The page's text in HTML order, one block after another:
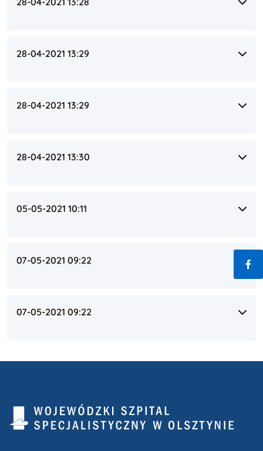
28-04-2021 13:29
28-04-2021 13:29
28-04-2021 13:30
05-05-2021 10:11
07-05-2021 09:22
07-05-2021 09:22